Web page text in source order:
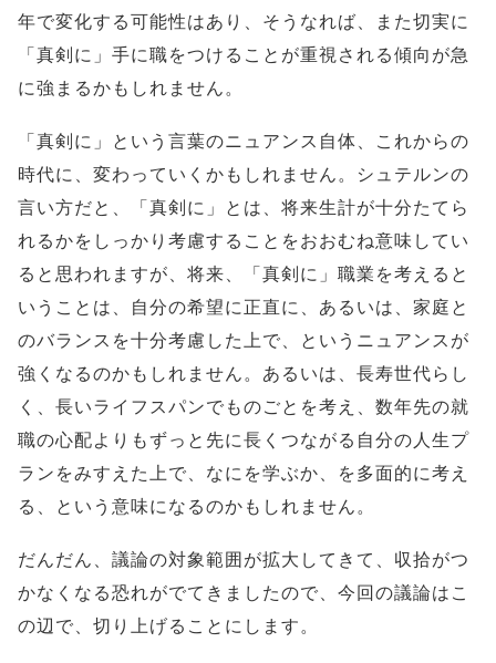
年で変化する可能性はあり、そうなれば、また切実に
「真剣に」手に職をつけることが重視される傾向が急
に強まるかもしれません。
「真剣に」という言葉のニュアンス自体、これからの
時代に、変わっていくかもしれません。シュテルンの
言い方だと、「真剣に」とは、将来生計が十分たてら
れるかをしっかり考慮することをおおむね意味してい
ると思われますが、将来、「真剣に」職業を考えると
いうことは、自分の希望に正直に、あるいは、家庭と
のバランスを十分考慮した上で、というニュアンスが
強くなるのかもしれません。あるいは、長寿世代らし
く、長いライフスパンでものごとを考え、数年先の就
職の心配よりもずっと先に長くつながる自分の人生プ
ランをみすえた上で、なにを学ぶか、を多面的に考え
る、という意味になるのかもしれません。
だんだん、議論の対象範囲が拡大してきて、収拾がつ
かなくなる恐れがでてきましたので、今回の議論はこ
の辺で、切り上げることにします。